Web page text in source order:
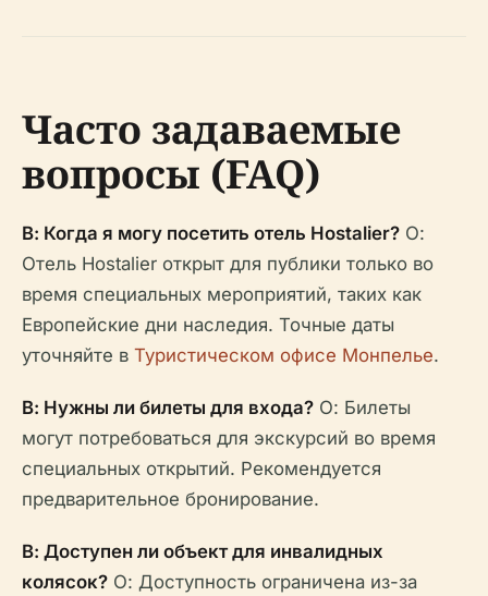
Часто задаваемые
вопросы (FAQ)
В: Когда я могу посетить отель Hostalier? О:
Отель Hostalier открыт для публики только во
время специальных мероприятий, таких как
Европейские дни наследия. Точные даты
уточняйте в Туристическом офисе Монпелье.
В: Нужны ли билеты для входа? О: Билеты
могут потребоваться для экскурсий во время
специальных открытий. Рекомендуется
предварительное бронирование.
В: Доступен ли объект для инвалидных
колясок? О: Доступность ограничена из-за